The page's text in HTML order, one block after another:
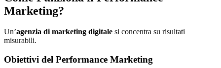
Marketing?
Un’agenzia di marketing digitale si concentra su risultati
misurabili.
Obiettivi del Performance Marketing